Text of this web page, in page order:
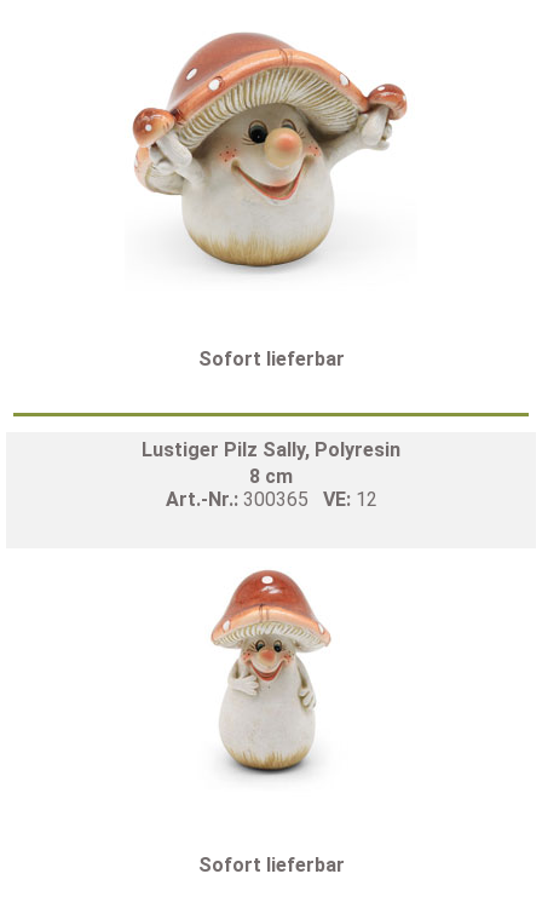
Sofort lieferbar
Lustiger Pilz Sally, Polyresin
8 cm
Art.-Nr.: 300365 VE: 12
Sofort lieferbar